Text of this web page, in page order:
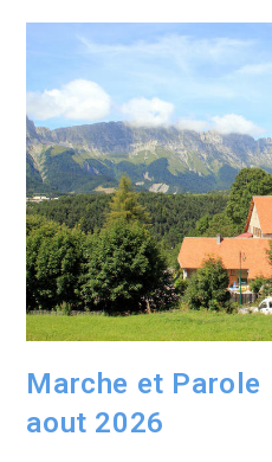
Marche et
aout 2026